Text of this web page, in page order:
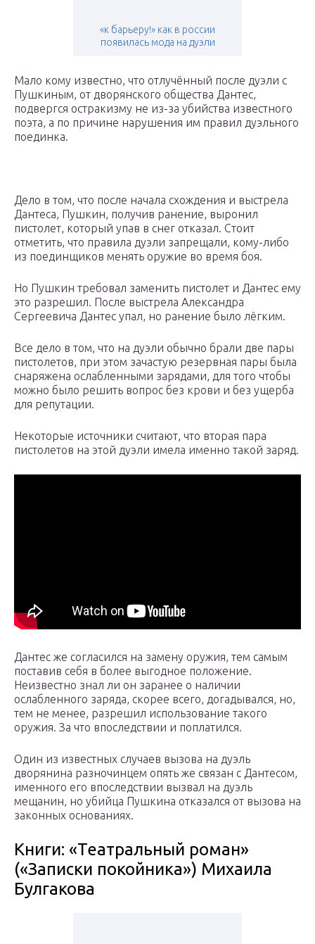
«к барьеру!» как в россии
появилась мода на дуэли
Мало кому известно, что отлучённый после дуэли с
Пушкиным, от дворянского общества Дантес,
подвергся остракизму не из-за убийства известного
поэта, а по причине нарушения им правил дуэльного
поединка.
Дело в том, что после начала схождения и выстрела
Дантеса, Пушкин, получив ранение, выронил
пистолет, который упав в снег отказал. Стоит
отметить, что правила дуэли запрещали, кому-либо
из поединщиков менять оружие во время боя.
Но Пушкин требовал заменить пистолет и Дантес ему
это разрешил. После выстрела Александра
Сергеевича Дантес упал, но ранение было лёгким.
Все дело в том, что на дуэли обычно брали две пары
пистолетов, при этом зачастую резервная пары была
снаряжена ослабленными зарядами, для того чтобы
можно было решить вопрос без крови и без ущерба
для репутации.
Некоторые источники считают, что вторая пара
пистолетов на этой дуэли имела именно такой заряд.
Дантес же согласился на замену оружия, тем самым
поставив себя в более выгодное положение.
Неизвестно знал ли он заранее о наличии
ослабленного заряда, скорее всего, догадывался, но,
тем не менее, разрешил использование такого
оружия. За что впоследствии и поплатился.
Один из известных случаев вызова на дуэль
дворянина разночинцем опять же связан с Дантесом,
именного его впоследствии вызвал на дуэль
мещанин, но убийца Пушкина отказался от вызова на
законных основаниях.
Книги: «Театральный роман»
(«Записки покойника») Михаила
Булгакова